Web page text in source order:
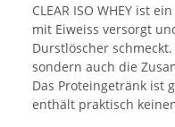
CLEAR ISO WHEY ist
mit Eiweiss versorgt
Durstlöscher
sondern auch die
Das Proteingetränk ist
enthält praktisch